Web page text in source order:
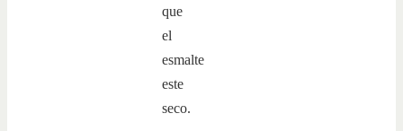
que
el
esmalte
este
seco.